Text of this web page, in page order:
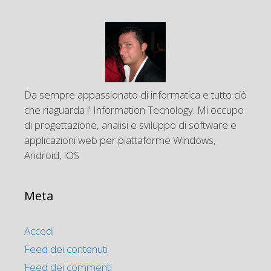
Da sempre appassionato di informatica e tutto ciò
che riaguarda l' Information Tecnology. Mi occupo
di progettazione, analisi e sviluppo di software e
applicazioni web per piattaforme Windows,
Android, iOS
Meta
Accedi
Feed dei contenuti
Feed dei commenti